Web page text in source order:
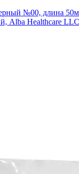
№00, длина
Alba Healthcare